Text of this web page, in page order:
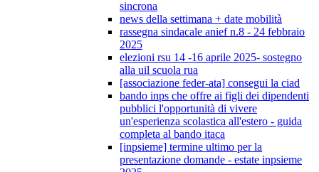
sincrona
news della settimana + date mobilità
rassegna sindacale anief n.8 - 24 febbraio
2025
elezioni rsu 14 -16 aprile 2025- sostegno
alla uil scuola rua
[associazione feder-ata] consegui la ciad
bando inps che offre ai figli dei dipendenti
pubblici l'opportunità di vivere
un'esperienza scolastica all'estero - guida
completa al bando itaca
[inpsieme] termine ultimo per la
presentazione domande - estate inpsieme